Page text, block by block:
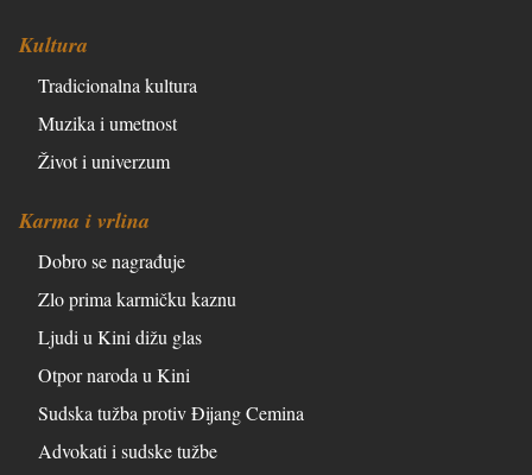
Kultura
Tradicionalna kultura
Muzika i umetnost
Život i univerzum
Karma i vrlina
Dobro se nagrađuje
Zlo prima karmičku kaznu
Ljudi u Kini dižu glas
Otpor naroda u Kini
Sudska tužba protiv Đijang Cemina
Advokati i sudske tužbe